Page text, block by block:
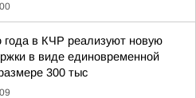
в КЧР реализуют новую
в виде единовременной
300 тыс